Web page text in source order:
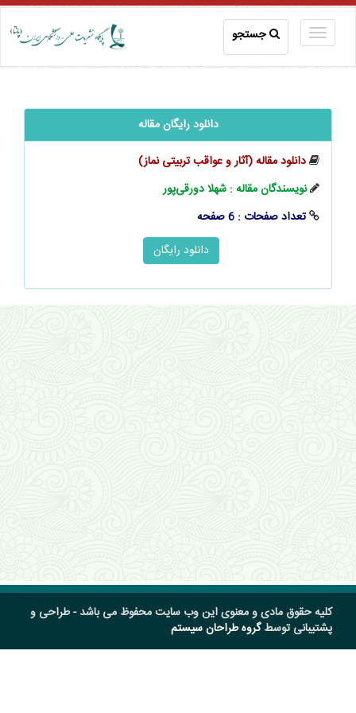
جستجو
دانلود رایگان مقاله
دانلود مقاله (آثار و عواقب تربیتی نماز)
نویسندگان مقاله : شهلا دورقی‌پور
تعداد صفحات : 6 صفحه
کلیه حقوق مادی و معنوی این وب سایت محفوظ می باشد - طراحی و
پشتیبانی توسطگروه طراحان سیستم